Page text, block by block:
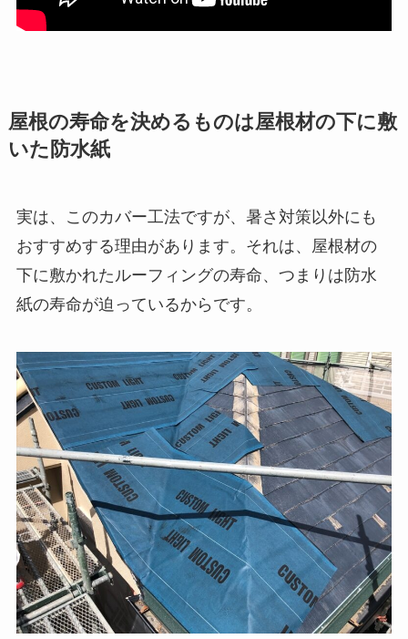
屋根の寿命を決めるものは屋根材の下に敷
いた防水紙
実は、このカバー工法ですが、暑さ対策以外にも
おすすめする理由があります。それは、屋根材の
下に敷かれたルーフィングの寿命、つまりは防水
紙の寿命が迫っているからです。